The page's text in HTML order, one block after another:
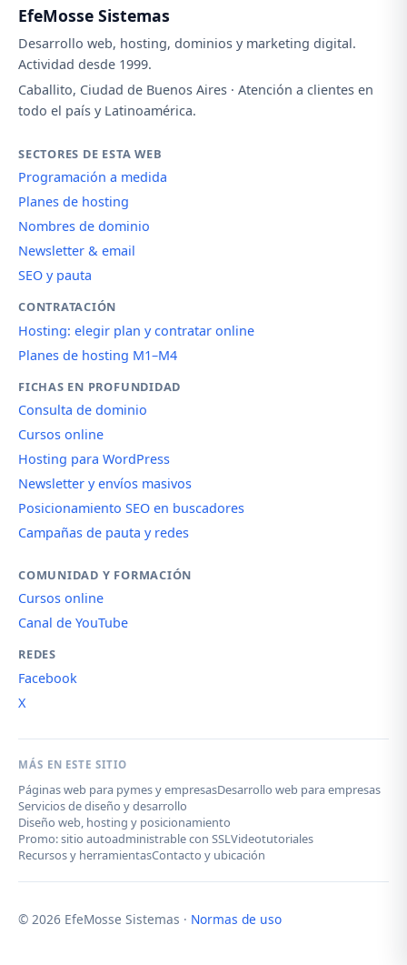
EfeMosse Sistemas
Desarrollo web, hosting, dominios y marketing digital.
Actividad desde 1999.
Caballito, Ciudad de Buenos Aires · Atención a clientes en
todo el país y Latinoamérica.
SECTORES DE ESTA WEB
Programación a medida
Planes de hosting
Nombres de dominio
Newsletter & email
SEO y pauta
CONTRATACIÓN
Hosting: elegir plan y contratar online
Planes de hosting M1–M4
FICHAS EN PROFUNDIDAD
Consulta de dominio
Cursos online
Hosting para WordPress
Newsletter y envíos masivos
Posicionamiento SEO en buscadores
Campañas de pauta y redes
COMUNIDAD Y FORMACIÓN
Cursos online
Canal de YouTube
REDES
Facebook
X
MÁS EN ESTE SITIO
Páginas web para pymes y empresasDesarrollo web para empresas
Servicios de diseño y desarrollo
Diseño web, hosting y posicionamiento
Promo: sitio autoadministrable con SSLVideotutoriales
Recursos y herramientasContacto y ubicación
© 2026 EfeMosse Sistemas · Normas de uso